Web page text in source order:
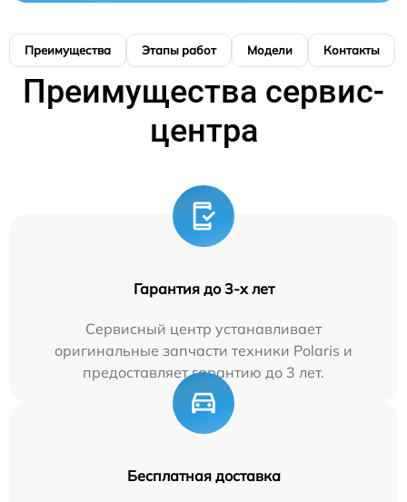
Преимущества Этапы работ Модели Контакты
Преимущества сервис-
центра
Гарантия до 3-х лет
Сервисный центр устанавливает
оригинальные запчасти техники Polaris и
предоставляет гарантию до 3 лет.
Бесплатная доставка